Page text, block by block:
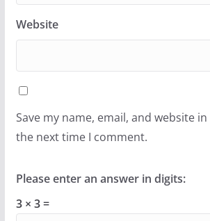
Website
Save my name, email, and website
the next time I comment.
Please enter an answer in digits:
3 × 3 =